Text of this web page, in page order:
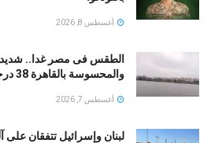
أغسطس 8, 2026
الطقس فى مصر غدا.. شديد
والمحسوسة بالقاهرة 38 درجة
أغسطس 7, 2026
لبنان وإسرائيل تتفقان على